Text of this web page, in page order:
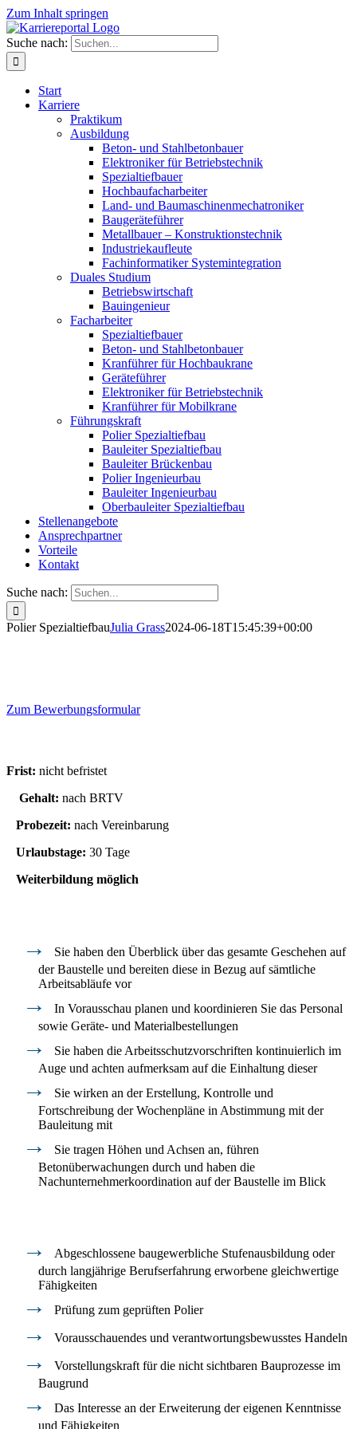
Zum Inhalt springen
Suche nach:
Start
Karriere
Praktikum
Ausbildung
Beton- und Stahlbetonbauer
Elektroniker für Betriebstechnik
Spezialtiefbauer
Hochbaufacharbeiter
Land- und Baumaschinenmechatroniker
Baugeräteführer
Metallbauer – Konstruktionstechnik
Industriekaufleute
Fachinformatiker Systemintegration
Duales Studium
Betriebswirtschaft
Bauingenieur
Facharbeiter
Spezialtiefbauer
Beton- und Stahlbetonbauer
Kranführer für Hochbaukrane
Geräteführer
Elektroniker für Betriebstechnik
Kranführer für Mobilkrane
Führungskraft
Polier Spezialtiefbau
Bauleiter Spezialtiefbau
Bauleiter Brückenbau
Polier Ingenieurbau
Bauleiter Ingenieurbau
Oberbauleiter Spezialtiefbau
Stellenangebote
Ansprechpartner
Vorteile
Kontakt
Suche nach:
Polier SpezialtiefbauJulia Grass2024-06-18T15:45:39+00:00
Zum Bewerbungsformular
Frist: nicht befristet
Gehalt: nach BRTV
Probezeit: nach Vereinbarung
Urlaubstage: 30 Tage
Weiterbildung möglich
Sie haben den Überblick über das gesamte Geschehen auf
der Baustelle und bereiten diese in Bezug auf sämtliche
Arbeitsabläufe vor
In Vorausschau planen und koordinieren Sie das Personal
sowie Geräte- und Materialbestellungen
Sie haben die Arbeitsschutzvorschriften kontinuierlich im
Auge und achten aufmerksam auf die Einhaltung dieser
Sie wirken an der Erstellung, Kontrolle und
Fortschreibung der Wochenpläne in Abstimmung mit der
Bauleitung mit
Sie tragen Höhen und Achsen an, führen
Betonüberwachungen durch und haben die
Nachunternehmerkoordination auf der Baustelle im Blick
Abgeschlossene baugewerbliche Stufenausbildung oder
durch langjährige Berufserfahrung erworbene gleichwertige
Fähigkeiten
Prüfung zum geprüften Polier
Vorausschauendes und verantwortungsbewusstes Handeln
Vorstellungskraft für die nicht sichtbaren Bauprozesse im
Baugrund
Das Interesse an der Erweiterung der eigenen Kenntnisse
und Fähigkeiten